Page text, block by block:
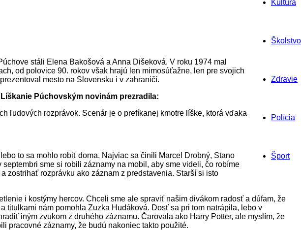
Kultúra
Školstvo
Zdravie
Polícia
Šport
stáli Elena Bakošová a Anna Dišeková. V roku 1974 mal
od polovice 90. rokov však hrajú len mimosúťažne, len pre svojich
mesto na Slovensku i v zahraničí.
Púchovským novinám prezradila:
ľudových rozprávok. Scenár je o prefíkanej kmotre líške, ktorá vďaka
to sa mohlo robiť doma. Najviac sa činili Marcel Drobný, Stano
sme si robili záznamy na mobil, aby sme videli, čo robíme
zostrihať rozprávku ako záznam z predstavenia. Starší si isto
i kostýmy hercov. Chceli sme ale spraviť našim divákom radosť a dúfam, že
titulkami nám pomohla Zuzka Hudáková. Dosť sa pri tom natrápila, lebo v
iným zvukom z druhého záznamu. Čarovala ako Harry Potter, ale myslím, že
pracovné záznamy, že budú nakoniec takto použité.